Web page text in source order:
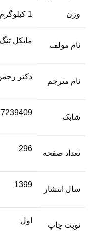
وزن 1 کیلوگرم
نام مولف
مایکل تنگ
نام مترجم
دکتر
شابک
تعداد صفحه
296
سال انتشار
1399
نوبت چاپ
اول